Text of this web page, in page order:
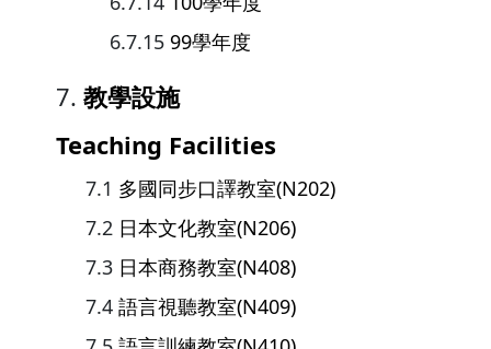
99學年度
教學設施
Teaching Facilities
多國同步口譯教室(N202)
日本文化教室(N206)
日本商務教室(N408)
語言視聽教室(N409)